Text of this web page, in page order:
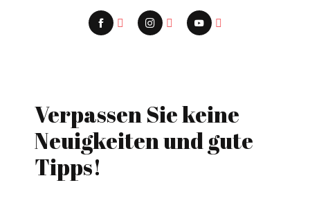
Verpassen Sie keine
Neuigkeiten und gute
Tipps!